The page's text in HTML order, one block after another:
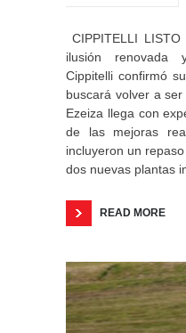
CIPPITELLI
ilusión renovada
Cippitelli confirmó
buscará volver a
Ezeiza llega con
de las mejoras
incluyeron un
dos nuevas plantas
READ MORE